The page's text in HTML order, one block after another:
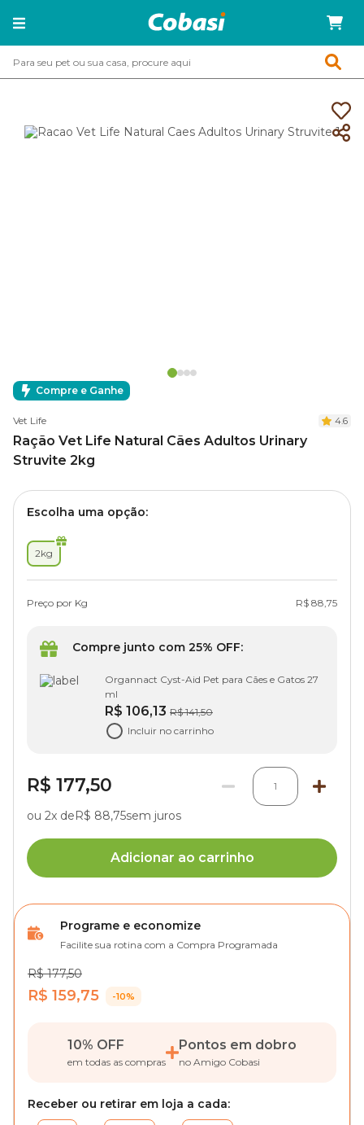
Compre e Ganhe
Vet Life 4.6
Ração Vet Life Natural Cães Adultos Urinary
Struvite 2kg
Escolha uma opção:
2kg
Preço por Kg R$ 88,75
Compre junto com 25% OFF:
Organnact Cyst-Aid Pet para Cães e Gatos 27
ml
R$ 106,13 R$ 141,50
Incluir no carrinho
R$ 177,50 1
ou 2x deR$ 88,75sem juros
Adicionar ao carrinho
Programe e economize
Facilite sua rotina com a Compra Programada
R$ 177,50
R$ 159,75 -10%
10% OFF
em todas as compras
Pontos em dobro
no Amigo Cobasi
Receber ou retirar em loja a cada: